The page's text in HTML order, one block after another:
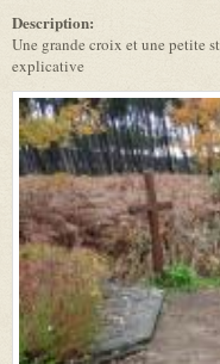
Description:
Une grande croix et une petite
explicative